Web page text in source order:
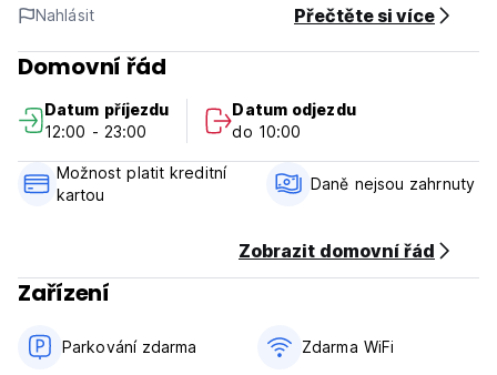
Pouštní safari kemp Barkha poskytuje službu žehlení a také
obchodní zařízení, jako je fax a kopírování.
Camp má standardní check-in čas 12:00 a check-out čas
10:00.
Pracovní doba recepce: 24*7.
Storno podmínky: 72 hodin před příjezdem. V případě
pozdního zrušení nebo nedostavení se vám bude účtována
Check in od 12:00 do 23:00 .
Platba při příjezdu v hotovosti, kreditními kartami.
Snídaně není v ceně.
Žádný zákaz vycházení.
Nahlásit Přečtěte si více
Domovní řád
Datum příjezdu
12:00 - 23:00
Datum odjezdu
do 10:00
Možnost platit kreditní
kartou
Daně nejsou zahrnuty
Zobrazit domovní řád
Zařízení
Parkování zdarma Zdarma WiFi